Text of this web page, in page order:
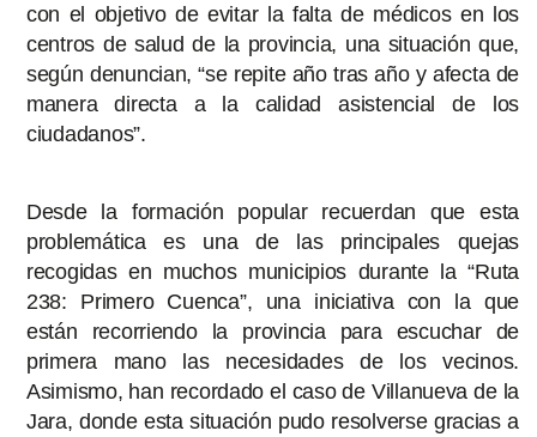
con el objetivo de evitar la falta de médicos en los
centros de salud de la provincia, una situación que,
según denuncian, “se repite año tras año y afecta de
manera directa a la calidad asistencial de los
ciudadanos”.
Desde la formación popular recuerdan que esta
problemática es una de las principales quejas
recogidas en muchos municipios durante la “Ruta
238: Primero Cuenca”, una iniciativa con la que
están recorriendo la provincia para escuchar de
primera mano las necesidades de los vecinos.
Asimismo, han recordado el caso de Villanueva de la
Jara, donde esta situación pudo resolverse gracias a